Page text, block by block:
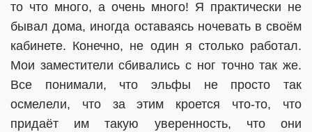
то что много, а очень много! Я практически не
бывал дома, иногда оставаясь ночевать в своём
кабинете. Конечно, не один я столько работал.
Мои заместители сбивались с ног точно так же.
Все понимали, что эльфы не просто так
осмелели, что за этим кроется что-то, что
придаёт им такую уверенность, что они